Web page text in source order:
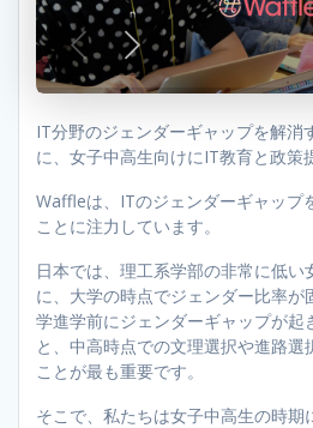
IT分野のジェンダーギャップを解消
に、女子中高生向けにIT教育と政策
Waffleは、ITのジェンダーギャップ
ことに注力しています。
日本では、理工系学部の非常に低い
に、大学の時点でジェンダー比率が
学進学前にジェンダーギャップが起
と、中高時点での文理選択や進路選
ことが最も重要です。
そこで、私たちは女子中高生の時期